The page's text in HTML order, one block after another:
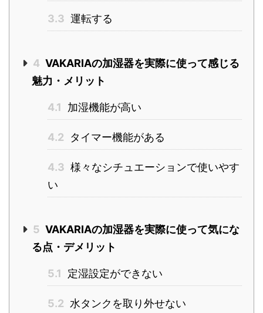
3.3 運転する
4 VAKARIAの加湿器を実際に使って感じる
魅力・メリット
4.1 加湿機能が高い
4.2 タイマー機能がある
4.3 様々なシチュエーションで使いやす
い
5 VAKARIAの加湿器を実際に使って気にな
る点・デメリット
5.1 定湿設定ができない
5.2 水タンクを取り外せない